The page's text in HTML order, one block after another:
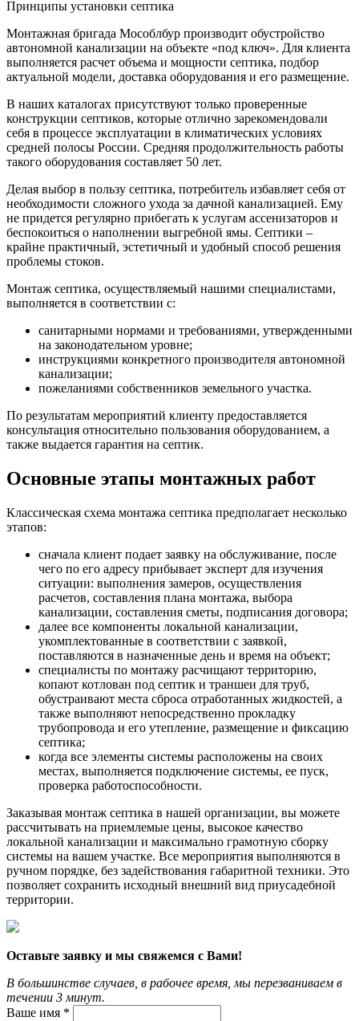
Принципы установки септика
Монтажная бригада Мособлбур производит обустройство
автономной канализации на объекте «под ключ». Для клиента
выполняется расчет объема и мощности септика, подбор
актуальной модели, доставка оборудования и его размещение.
В наших каталогах присутствуют только проверенные
конструкции септиков, которые отлично зарекомендовали
себя в процессе эксплуатации в климатических условиях
средней полосы России. Средняя продолжительность работы
такого оборудования составляет 50 лет.
Делая выбор в пользу септика, потребитель избавляет себя от
необходимости сложного ухода за дачной канализацией. Ему
не придется регулярно прибегать к услугам ассенизаторов и
беспокоиться о наполнении выгребной ямы. Септики –
крайне практичный, эстетичный и удобный способ решения
проблемы стоков.
Монтаж септика, осуществляемый нашими специалистами,
выполняется в соответствии с:
санитарными нормами и требованиями, утвержденными
на законодательном уровне;
инструкциями конкретного производителя автономной
канализации;
пожеланиями собственников земельного участка.
По результатам мероприятий клиенту предоставляется
консультация относительно пользования оборудованием, а
также выдается гарантия на септик.
Основные этапы монтажных работ
Классическая схема монтажа септика предполагает несколько
этапов:
сначала клиент подает заявку на обслуживание, после
чего по его адресу прибывает эксперт для изучения
ситуации: выполнения замеров, осуществления
расчетов, составления плана монтажа, выбора
канализации, составления сметы, подписания договора;
далее все компоненты локальной канализации,
укомплектованные в соответствии с заявкой,
поставляются в назначенные день и время на объект;
специалисты по монтажу расчищают территорию,
копают котлован под септик и траншеи для труб,
обустраивают места сброса отработанных жидкостей, а
также выполняют непосредственно прокладку
трубопровода и его утепление, размещение и фиксацию
септика;
когда все элементы системы расположены на своих
местах, выполняется подключение системы, ее пуск,
проверка работоспособности.
Заказывая монтаж септика в нашей организации, вы можете
рассчитывать на приемлемые цены, высокое качество
локальной канализации и максимально грамотную сборку
системы на вашем участке. Все мероприятия выполняются в
ручном порядке, без задействования габаритной техники. Это
позволяет сохранить исходный внешний вид приусадебной
территории.
Оставьте заявку и мы свяжемся с Вами!
В большинстве случаев, в рабочее время, мы перезваниваем в
течении 3 минут.
Ваше имя *